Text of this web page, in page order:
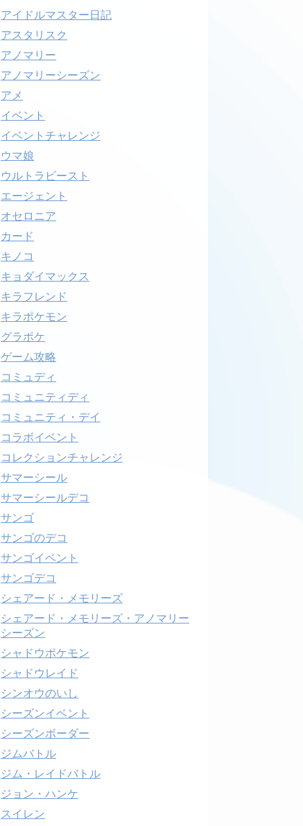
アイドルマスター日記
アスタリスク
アノマリー
アノマリーシーズン
アメ
イベント
イベントチャレンジ
ウマ娘
ウルトラビースト
エージェント
オセロニア
カード
キノコ
キョダイマックス
キラフレンド
キラポケモン
グラポケ
ゲーム攻略
コミュディ
コミュニティディ
コミュニティ・デイ
コラボイベント
コレクションチャレンジ
サマーシール
サマーシールデコ
サンゴ
サンゴのデコ
サンゴイベント
サンゴデコ
シェアード・メモリーズ
シェアード・メモリーズ・アノマリー
シーズン
シャドウポケモン
シャドウレイド
シンオウのいし
シーズンイベント
シーズンボーダー
ジムバトル
ジム・レイドバトル
ジョン・ハンケ
スイレン